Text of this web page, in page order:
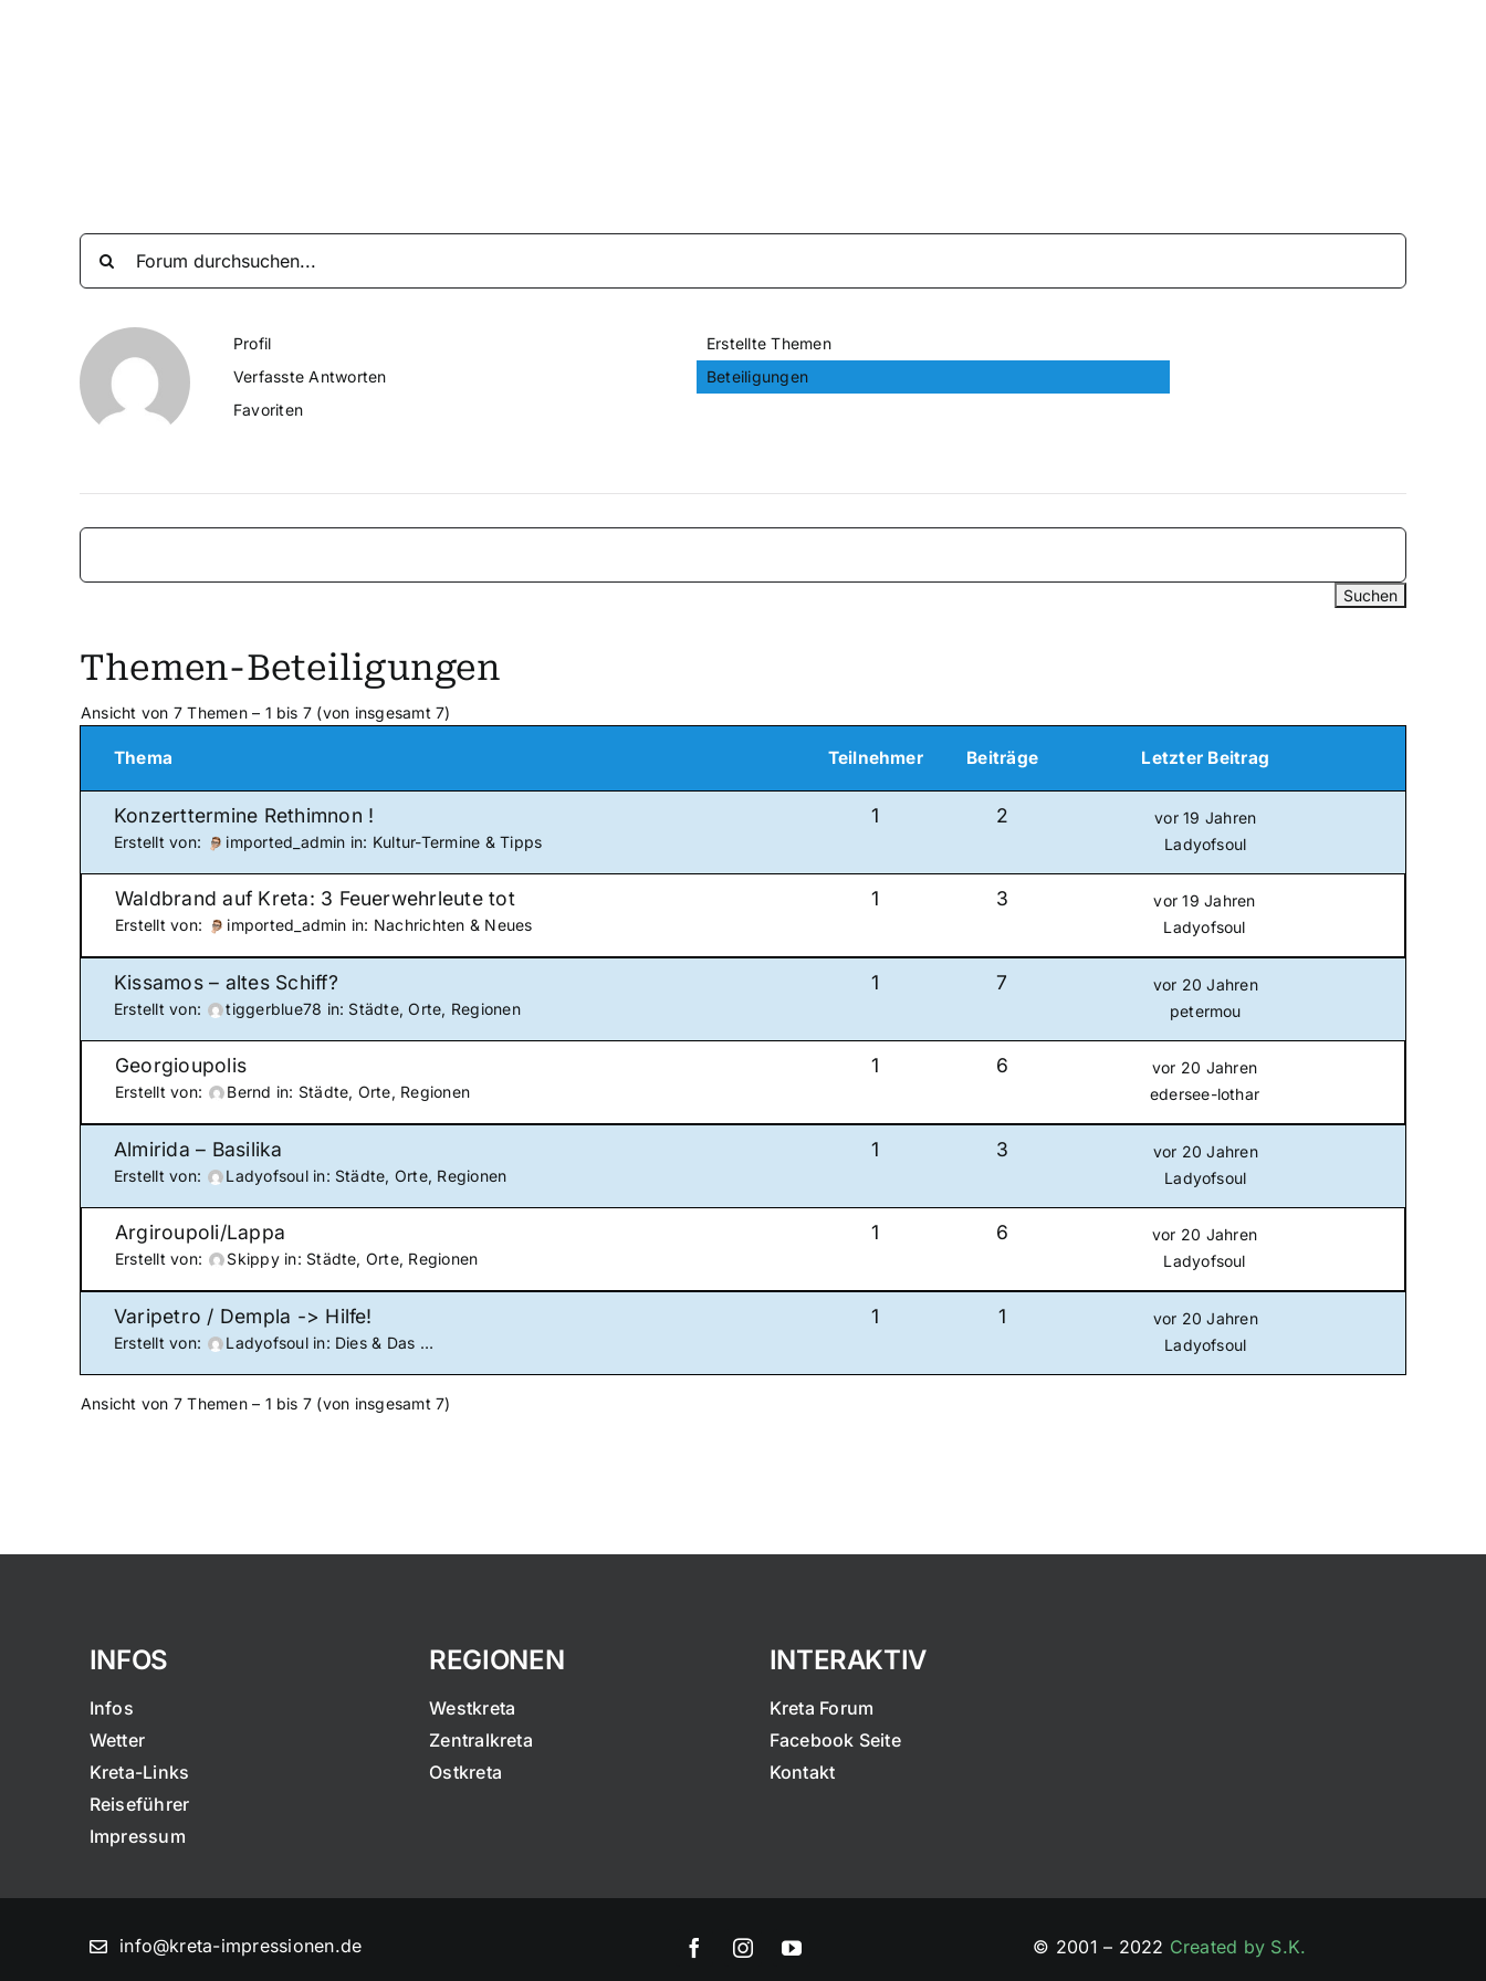
Profil
Erstellte Themen
Verfasste Antworten
Beteiligungen
Favoriten
Themen-Beteiligungen
Ansicht von 7 Themen – 1 bis 7 (von insgesamt 7)
Thema Teilnehmer Beiträge Letzter Beitrag
Konzerttermine Rethimnon !
Erstellt von: imported_admin in: Kultur-Termine & Tipps
1 2
vor 19 Jahren
Ladyofsoul
Waldbrand auf Kreta: 3 Feuerwehrleute tot
Erstellt von: imported_admin in: Nachrichten & Neues
1 3
vor 19 Jahren
Ladyofsoul
Kissamos – altes Schiff?
Erstellt von: tiggerblue78 in: Städte, Orte, Regionen
1 7
vor 20 Jahren
petermou
Georgioupolis
Erstellt von: Bernd in: Städte, Orte, Regionen
1 6
vor 20 Jahren
edersee-lothar
Almirida – Basilika
Erstellt von: Ladyofsoul in: Städte, Orte, Regionen
1 3
vor 20 Jahren
Ladyofsoul
Argiroupoli/Lappa
Erstellt von: Skippy in: Städte, Orte, Regionen
1 6
vor 20 Jahren
Ladyofsoul
Varipetro / Dempla -> Hilfe!
Erstellt von: Ladyofsoul in: Dies & Das …
1 1
vor 20 Jahren
Ladyofsoul
Ansicht von 7 Themen – 1 bis 7 (von insgesamt 7)
INFOS
Infos
Wetter
Kreta-Links
Reiseführer
Impressum
REGIONEN
Westkreta
Zentralkreta
Ostkreta
INTERAKTIV
Kreta Forum
Facebook Seite
Kontakt
info@kreta-impressionen.de © 2001 – 2022 Created by S.K.